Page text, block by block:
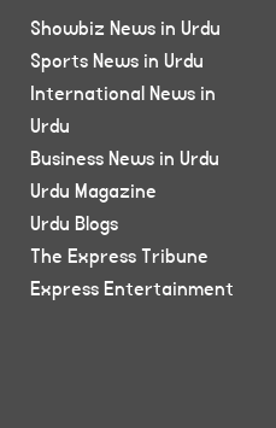
Showbiz News in Urdu
Sports News in Urdu
International News in
Urdu
Business News in Urdu
Urdu Magazine
Urdu Blogs
The Express Tribune
Express Entertainment